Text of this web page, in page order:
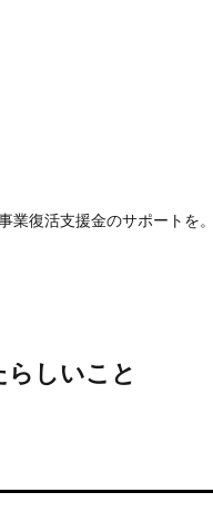
業復活支援金のサポートを。
らしいこと